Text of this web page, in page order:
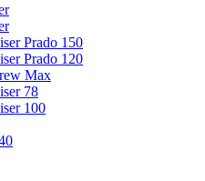
Prado 150
Prado 120
Max
78
100